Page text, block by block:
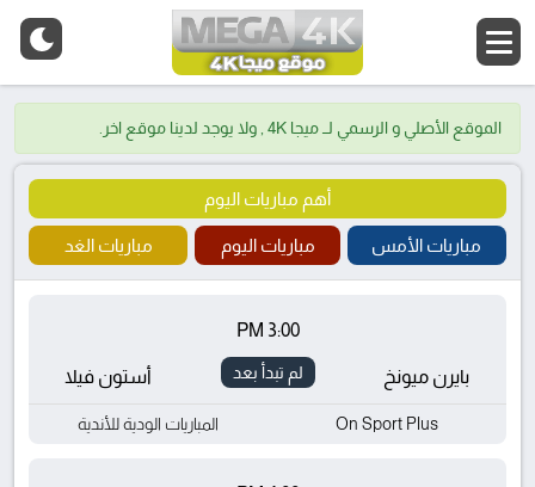
الموقع الأصلي و الرسمي لــ ميجا 4K , ولا يوجد لدينا موقع اخر.
أهم مباريات اليوم
مباريات الأمس مباريات اليوم مباريات الغد
بايرن ميونخ
3:00 PM
لم تبدأ بعد أستون فيلا
On Sport Plus المباريات الودية للأندية